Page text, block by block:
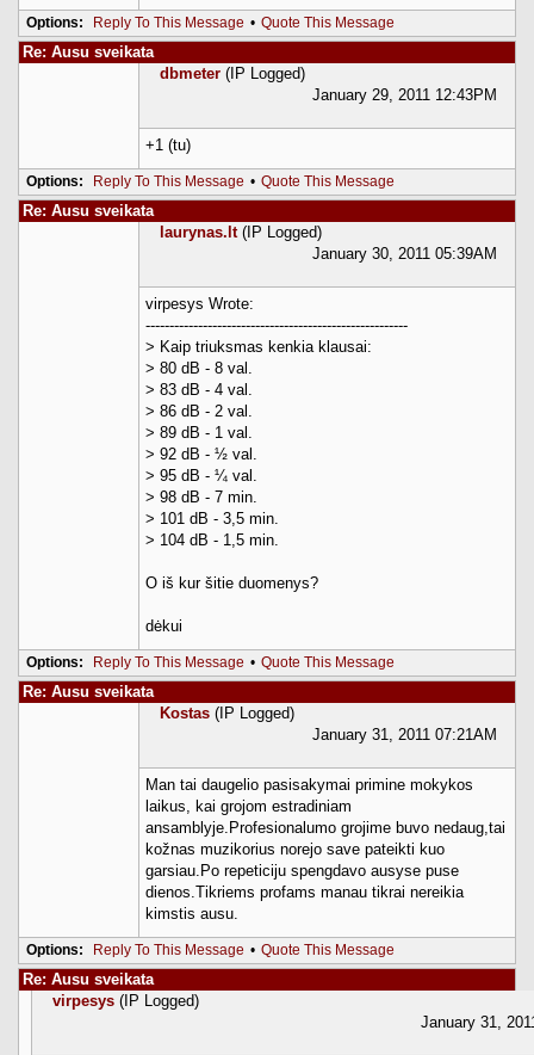
Options: Reply To This Message • Quote This Message
Re: Ausu sveikata
dbmeter (IP Logged)
January 29, 2011 12:43PM
+1 (tu)
Options: Reply To This Message • Quote This Message
Re: Ausu sveikata
laurynas.lt (IP Logged)
January 30, 2011 05:39AM
virpesys Wrote:
-------------------------------------------------------
> Kaip triuksmas kenkia klausai:
> 80 dB - 8 val.
> 83 dB - 4 val.
> 86 dB - 2 val.
> 89 dB - 1 val.
> 92 dB - ½ val.
> 95 dB - ¼ val.
> 98 dB - 7 min.
> 101 dB - 3,5 min.
> 104 dB - 1,5 min.
O iš kur šitie duomenys?
dėkui
Options: Reply To This Message • Quote This Message
Re: Ausu sveikata
Kostas (IP Logged)
January 31, 2011 07:21AM
Man tai daugelio pasisakymai primine mokykos
laikus, kai grojom estradiniam
ansamblyje.Profesionalumo grojime buvo nedaug,tai
kožnas muzikorius norejo save pateikti kuo
garsiau.Po repeticiju spengdavo ausyse puse
dienos.Tikriems profams manau tikrai nereikia
kimstis ausu.
Options: Reply To This Message • Quote This Message
Re: Ausu sveikata
virpesys (IP Logged)
January 31,